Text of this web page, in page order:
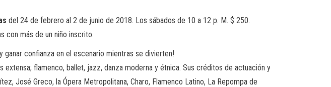
del 24 de febrero al 2 de junio de 2018. Los sábados de 10 a 12 p. M. $ 250.
con más de un niño inscrito.
ganar confianza en el escenario mientras se divierten!
extensa; flamenco, ballet, jazz, danza moderna y étnica. Sus créditos de actuación y
José Greco, la Ópera Metropolitana, Charo, Flamenco Latino, La Repompa de